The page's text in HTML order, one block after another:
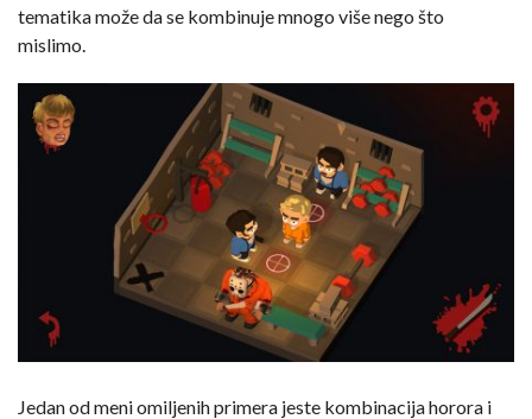
tematika može da se kombinuje mnogo više nego što
mislimo.
Jedan od meni omiljenih primera jeste kombinacija horora i